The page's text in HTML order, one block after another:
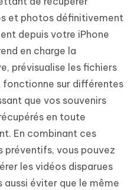
et photos définitivement
depuis votre iPhone
en charge la
prévisualise les fichiers
sur différentes
que vos souvenirs
en toute
En combinant ces
préventifs, vous pouvez
les vidéos disparues
aussi éviter que le même